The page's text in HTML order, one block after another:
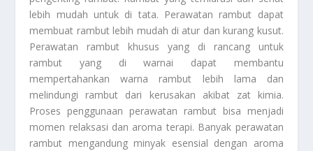
lebih mudah untuk di tata. Perawatan rambut dapat
membuat rambut lebih mudah di atur dan kurang kusut.
Perawatan rambut khusus yang di rancang untuk
rambut yang di warnai dapat membantu
mempertahankan warna rambut lebih lama dan
melindungi rambut dari kerusakan akibat zat kimia.
Proses penggunaan perawatan rambut bisa menjadi
momen relaksasi dan aroma terapi. Banyak perawatan
rambut mengandung minyak esensial dengan aroma